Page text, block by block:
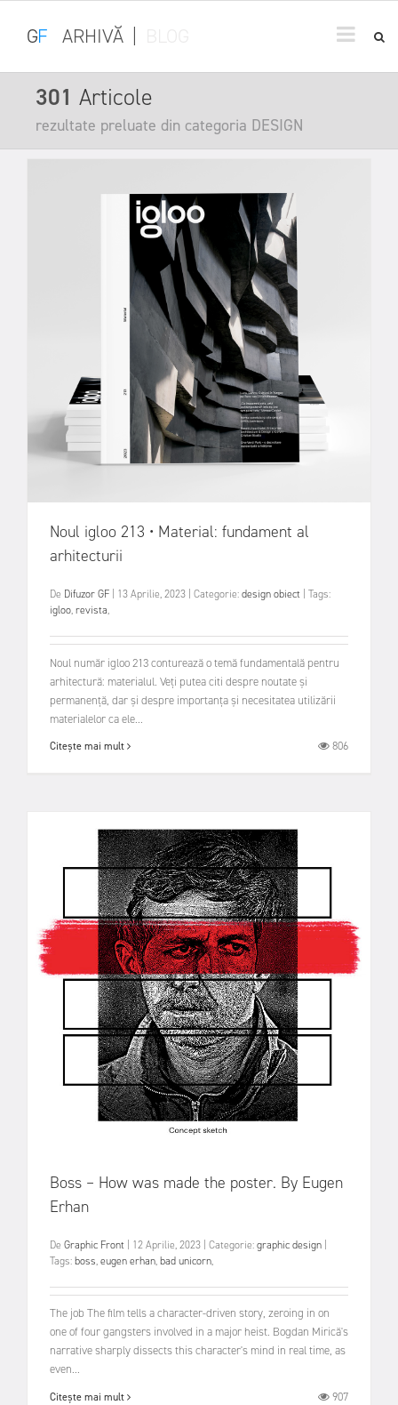
GF ARHIVĂ
301 Articole
rezultate preluate din categoria DESIGN
Noul igloo 213 • Material: fundament al
arhitecturii
De Difuzor GF 13 Aprilie, 2023 Categorie:design obiect Tags:
igloo,revista,
Noul număr igloo 213 conturează o temă fundamentală pentru
arhitectură: materialul. Veți putea citi despre noutate și
permanență, dar și despre importanța și necesitatea utilizării
materialelor ca ele...
Citește mai mult 806
Boss – How was made the poster. By Eugen
Erhan
De Graphic Front 12 Aprilie, 2023 Categorie:graphic design
Tags:boss,eugen erhan,bad unicorn,
The job ‍The film tells a character-driven story, zeroing in on
one of four gangsters involved in a major heist. Bogdan Mirică's
narrative sharply dissects this character's mind in real time, as
even...
Citește mai mult 907